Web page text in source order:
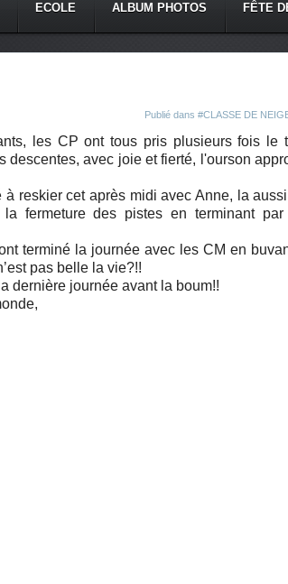
ECOLE ALBUM PHOTOS FÊTE
Publié dans #CLASSE DE
les CP ont tous pris plusieurs fois le
descentes, avec joie et fierté, l'ourson
reskier cet après midi avec Anne, la
fermeture des pistes en terminant
terminé la journée avec les CM en
pas belle la vie?!!
dernière journée avant la boum!!